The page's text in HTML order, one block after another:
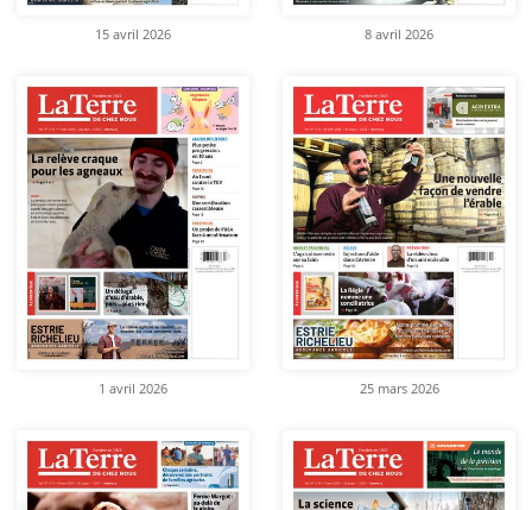
15 avril 2026 8 avril 2026
1 avril 2026 25 mars 2026